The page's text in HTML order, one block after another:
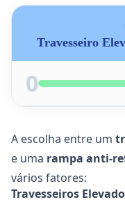
Travesseiro
0
A escolha entre um
e uma rampa anti-
vários fatores:
Travesseiros